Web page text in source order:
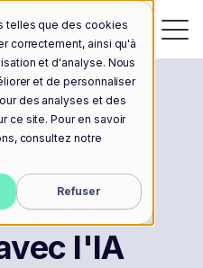
telles que des cookies
correctement, ainsi qu'à
et d'analyse. Nous
et de personnaliser
des analyses et des
ce site. Pour en savoir
consultez notre
Refuser
plus
l'IA